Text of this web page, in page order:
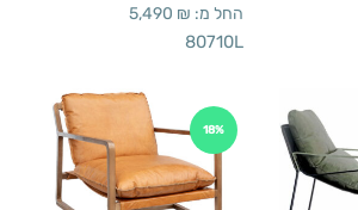
החל מ: 5,490 ₪
80710L
18%